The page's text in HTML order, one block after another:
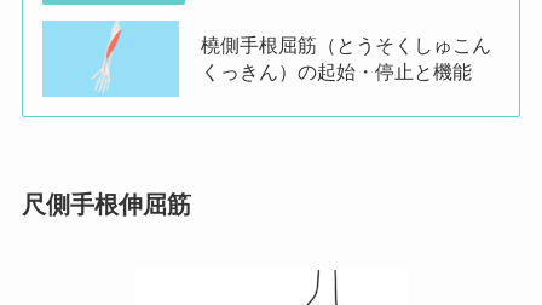
橈側手根屈筋（とうそくしゅこん
くっきん）の起始・停止と機能
尺側手根伸屈筋